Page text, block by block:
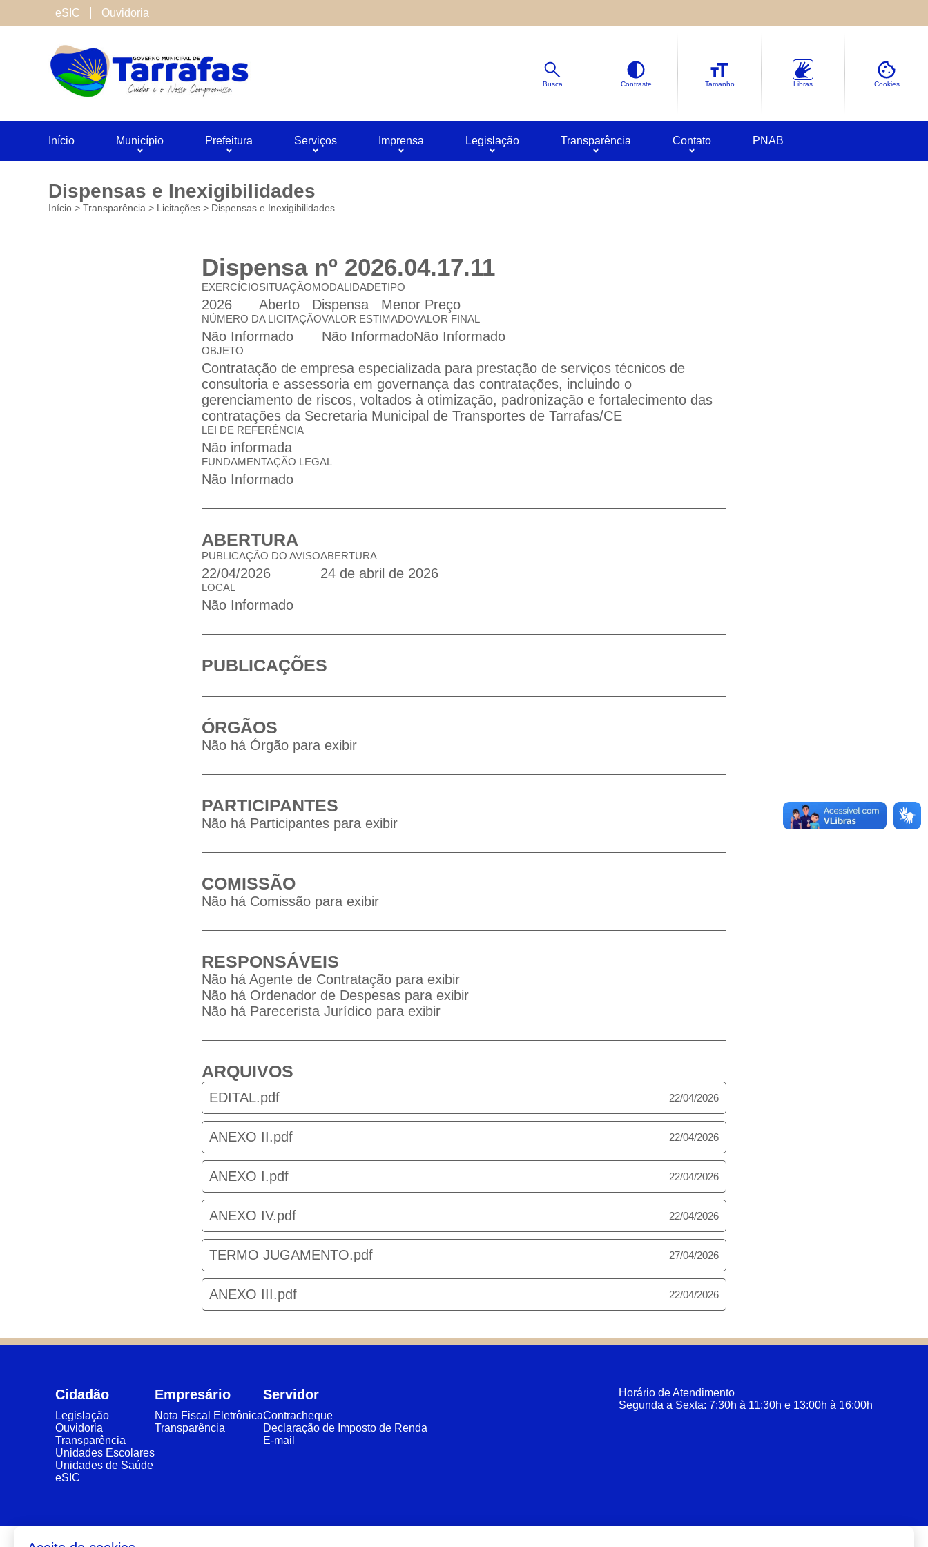
eSIC Ouvidoria
Busca Contraste Tamanho Libras Cookies
Início Município Prefeitura Serviços Imprensa Legislação Transparência Contato PNAB
Dispensas e Inexigibilidades
Início > Transparência > Licitações > Dispensas e Inexigibilidades
Dispensa nº 2026.04.17.11
EXERCÍCIO
2026
SITUAÇÃO
Aberto
MODALIDADE
Dispensa
TIPO
Menor Preço
NÚMERO DA LICITAÇÃO
Não Informado
VALOR ESTIMADO
Não Informado
VALOR FINAL
Não Informado
OBJETO
Contratação de empresa especializada para prestação de serviços técnicos de
consultoria e assessoria em governança das contratações, incluindo o
gerenciamento de riscos, voltados à otimização, padronização e fortalecimento das
contratações da Secretaria Municipal de Transportes de Tarrafas/CE
LEI DE REFERÊNCIA
Não informada
FUNDAMENTAÇÃO LEGAL
Não Informado
ABERTURA
PUBLICAÇÃO DO AVISO
22/04/2026
ABERTURA
24 de abril de 2026
LOCAL
Não Informado
PUBLICAÇÕES
ÓRGÃOS
Não há Órgão para exibir
PARTICIPANTES
Não há Participantes para exibir
COMISSÃO
Não há Comissão para exibir
RESPONSÁVEIS
Não há Agente de Contratação para exibir
Não há Ordenador de Despesas para exibir
Não há Parecerista Jurídico para exibir
ARQUIVOS
EDITAL.pdf 22/04/2026
ANEXO II.pdf 22/04/2026
ANEXO I.pdf 22/04/2026
ANEXO IV.pdf 22/04/2026
TERMO JUGAMENTO.pdf 27/04/2026
ANEXO III.pdf 22/04/2026
Cidadão
Legislação
Ouvidoria
Transparência
Unidades Escolares
Unidades de Saúde
eSIC
Empresário
Nota Fiscal Eletrônica
Transparência
Servidor
Contracheque
Declaração de Imposto de Renda
E-mail
Horário de Atendimento
Segunda a Sexta: 7:30h à 11:30h e 13:00h à 16:00h
Padrão
Cookies de terceiros
São cookies inseridos por serviços associados ao site oferecido por outras empresas e que não temos controle sobre as informações coletadas.
Salvar